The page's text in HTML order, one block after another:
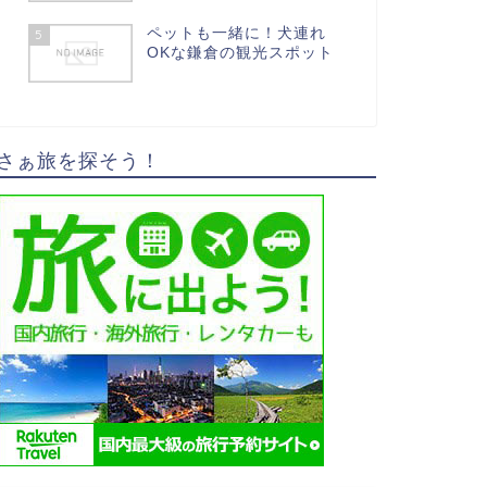
5
ペットも一緒に！犬連れ
OKな鎌倉の観光スポット
ぁ旅を探そう！